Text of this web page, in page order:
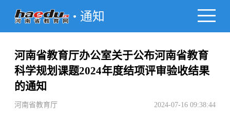
通知
河南省教育厅办公室关于公布河南省教育
科学规划课题2024年度结项评审验收结果
的通知
河南省教育厅 2024-07-16 09:38:44